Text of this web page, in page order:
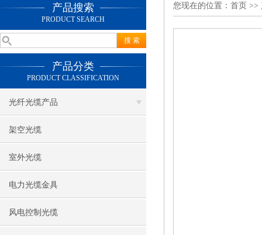
产品搜索
PRODUCT SEARCH
产品分类
PRODUCT CLASSIFICATION
光纤光缆产品
架空光缆
室外光缆
电力光缆金具
风电控制光缆
您现在的位置： 首页 >>